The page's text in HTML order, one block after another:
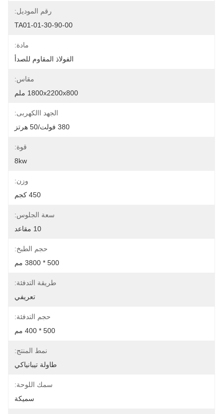
رقم الموديل:
TA01-01-30-90-00
مادة:
الفولاذ المقاوم للصدأ
مقاس:
1800x2200x800 ملم
الجهد االكهربى:
380 فولت/50 هرتز
قوة:
8kw
وزن:
450 كجم
سعة الجلوس:
10 مقاعد
حجم الطبخ:
500 * 3800 مم
طريقة التدفئة:
تعريفي
حجم التدفئة:
500 * 400 مم
نمط المنتج:
طاولة تيبانياكي
سمك اللوحة:
سميكة